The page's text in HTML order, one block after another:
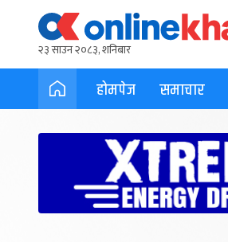
२३ साउन २०८३, शनिबार
होमपेज समाचार